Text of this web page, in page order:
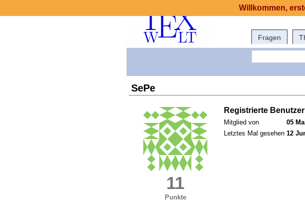
Fragen
SePe
11
Punkte
Registrierte Benutzer
Mitglied von
05
Letztes Mal gesehen 12
Willkommen,